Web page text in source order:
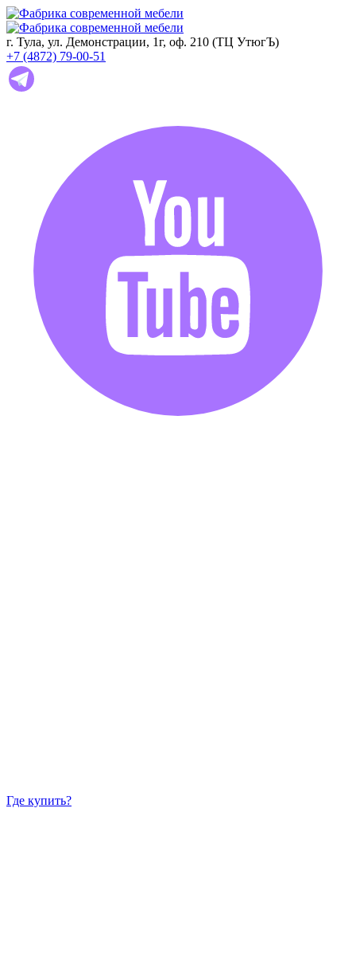
г. Тула, ул. Демонстрации, 1г, оф. 210 (ТЦ УтюгЪ)
+7 (4872) 79-00-51
Где купить?